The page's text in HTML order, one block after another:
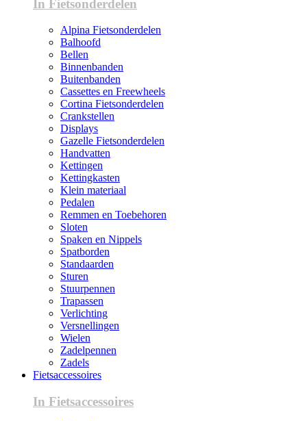
In Fietsonderdelen
Alpina Fietsonderdelen
Balhoofd
Bellen
Binnenbanden
Buitenbanden
Cassettes en Freewheels
Cortina Fietsonderdelen
Crankstellen
Displays
Gazelle Fietsonderdelen
Handvatten
Kettingen
Kettingkasten
Klein materiaal
Pedalen
Remmen en Toebehoren
Sloten
Spaken en Nippels
Spatborden
Standaarden
Sturen
Stuurpennen
Trapassen
Verlichting
Versnellingen
Wielen
Zadelpennen
Zadels
Fietsaccessoires
In Fietsaccessoires